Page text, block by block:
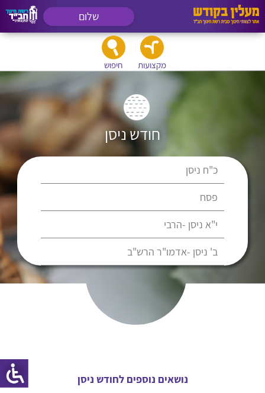
שלום
מקצועות חיפוש
חודש ניסן
כ"ח ניסן
פסח
י"א ניסן -הרבי
ב' ניסן -אדמו"ר הרש"ב
נושאים נוספים לחודש ניסן